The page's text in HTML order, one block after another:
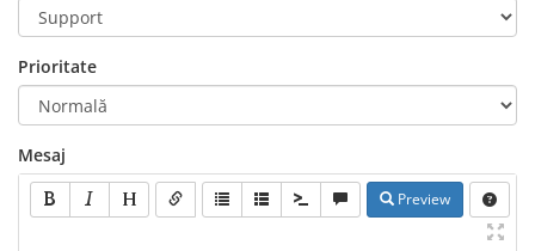
Prioritate
Mesaj
Preview